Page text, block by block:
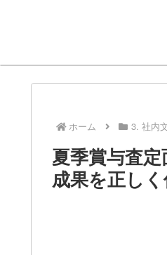
ホーム 3. 社内
夏季賞与査
成果を正し